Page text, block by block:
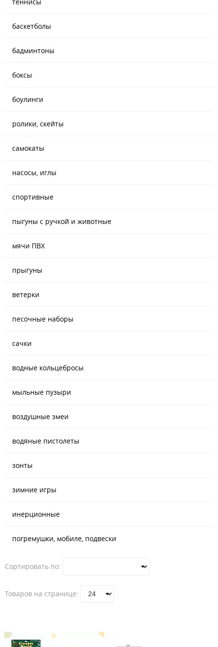
баскетболы
бадминтоны
боксы
боулинги
ролики, скейты
самокаты
насосы, иглы
спортивные
пыгуны с ручкой и животные
мячи ПВХ
прыгуны
ветерки
песочные наборы
сачки
водные кольцебросы
мыльные пузыри
воздушные змеи
водяные пистолеты
зонты
зимние игры
инерционные
погремушки, мобиле, подвески
Сортировать по:
Товаров на странице: